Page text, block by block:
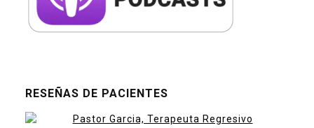
RESEÑAS DE PACIENTES